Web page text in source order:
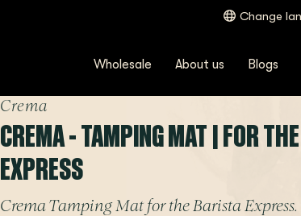
Change
Wholesale About us Blogs
Crema
CREMA - TAMPING MAT | FOR
EXPRESS
Crema Tamping Mat for the Barista Express.